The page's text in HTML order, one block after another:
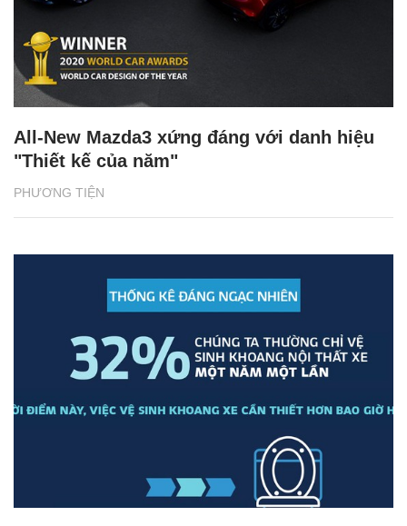
PHƯƠNG TIỆN
All-New Mazda3 xứng đáng với danh hiệu
"Thiết kế của năm"